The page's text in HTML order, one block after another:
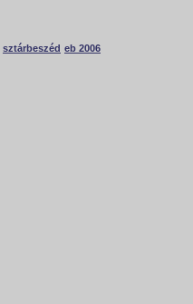
sztárbeszéd eb 2006